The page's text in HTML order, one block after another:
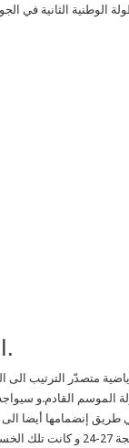
الوطنية الثانية في
الشيحية تسعى للصعود للقسم الأوّل.
الموسم القادم.و
طريق إنضمامها أيضا الى
الشيحية على أرضها